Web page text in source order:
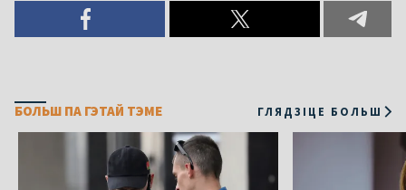
БОЛЬШ ПА ГЭТАЙ ТЭМЕ ГЛЯДЗІЦЕ БОЛЬШ